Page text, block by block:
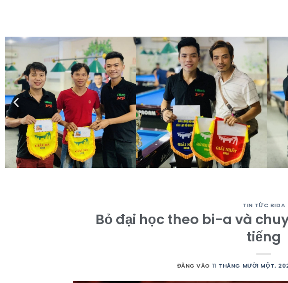
TIN TỨC BIDA
Bỏ đại học theo bi-a và
tiếng
ĐĂNG VÀO 11 THÁNG MƯỜI MỘT,